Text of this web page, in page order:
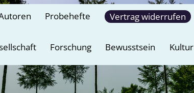
Probehefte Vertrag widerrufen
Forschung Bewusstsein Kultur